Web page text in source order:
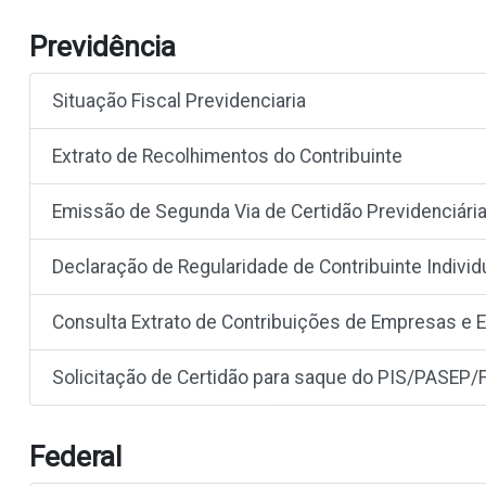
Previdência
Situação Fiscal Previdenciaria
Extrato de Recolhimentos do Contribuinte
Emissão de Segunda Via de Certidão Previdenciária
Declaração de Regularidade de Contribuinte
Consulta Extrato de Contribuições de Empresas e
Solicitação de Certidão para saque do PIS/PASEP/
Federal